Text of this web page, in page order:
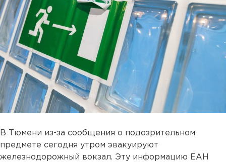
В Тюмени из-за сообщения о подозрительном
предмете сегодня утром эвакуируют
железнодорожный вокзал. Эту информацию ЕАН